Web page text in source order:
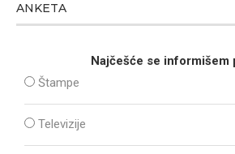
ANKETA
Najčešće se informišem
Štampe
Televizije